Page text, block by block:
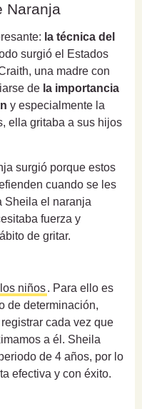
Naranja
la técnica del
surgió el Estados
una madre con
de la importancia
y especialmente la
ella gritaba a sus hijos
surgió porque estos
cuando se les
Sheila el naranja
fuerza y
de gritar.
niños. Para ello es
de determinación,
cada vez que
a él. Sheila
de 4 años, por lo
efectiva y con éxito.